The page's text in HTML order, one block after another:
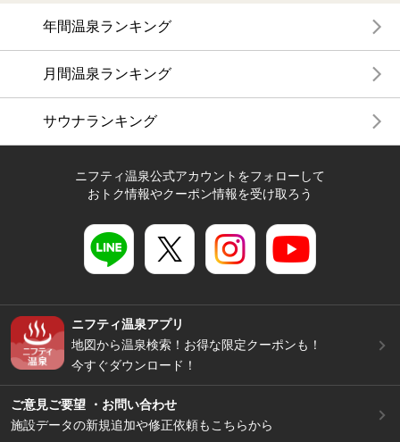
年間温泉ランキング
月間温泉ランキング
サウナランキング
ニフティ温泉公式アカウントをフォローして
おトク情報やクーポン情報を受け取ろう
ニフティ温泉アプリ
地図から温泉検索！お得な限定クーポンも！
今すぐダウンロード！
ご意見ご要望 ・お問い合わせ
施設データの新規追加や修正依頼もこちらから